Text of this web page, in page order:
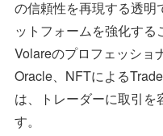
の信頼性を再現する透明
ットフォームを強化する
Volareのプロフェッショ
Oracle、NFTによる
は、トレーダーに取引を
す。